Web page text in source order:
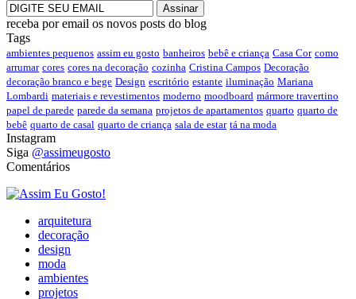
receba por email os novos posts do blog
Tags
ambientes pequenos assim eu gosto banheiros bebê e criança Casa Cor como
arrumar cores cores na decoração cozinha Cristina Campos Decoração
decoração branco e bege Design escritório estante iluminação Mariana
Lombardi materiais e revestimentos moderno moodboard mármore travertino
papel de parede parede da semana projetos de apartamentos quarto quarto de
bebê quarto de casal quarto de criança sala de estar tá na moda
Instagram
Siga @assimeugosto
Comentários
arquitetura
decoração
design
moda
ambientes
projetos